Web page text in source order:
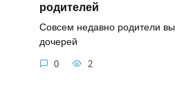
родителей
Совсем недавно родители
дочерей
0 2